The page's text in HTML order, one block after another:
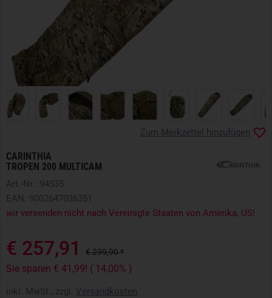
CARINTHIA
TROPEN 200 MULTICAM
Zum Merkzettel hinzufügen
Art.-Nr.: 94535
EAN: 9002647036351
wir versenden nicht nach Vereinigte Staaten von Amerika, US!
€ 257,91 € 299,90 *
Sie sparen € 41,99! ( 14,00% )
inkl. MwSt., zzgl. Versandkosten